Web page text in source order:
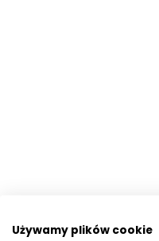
Używamy plików cookie